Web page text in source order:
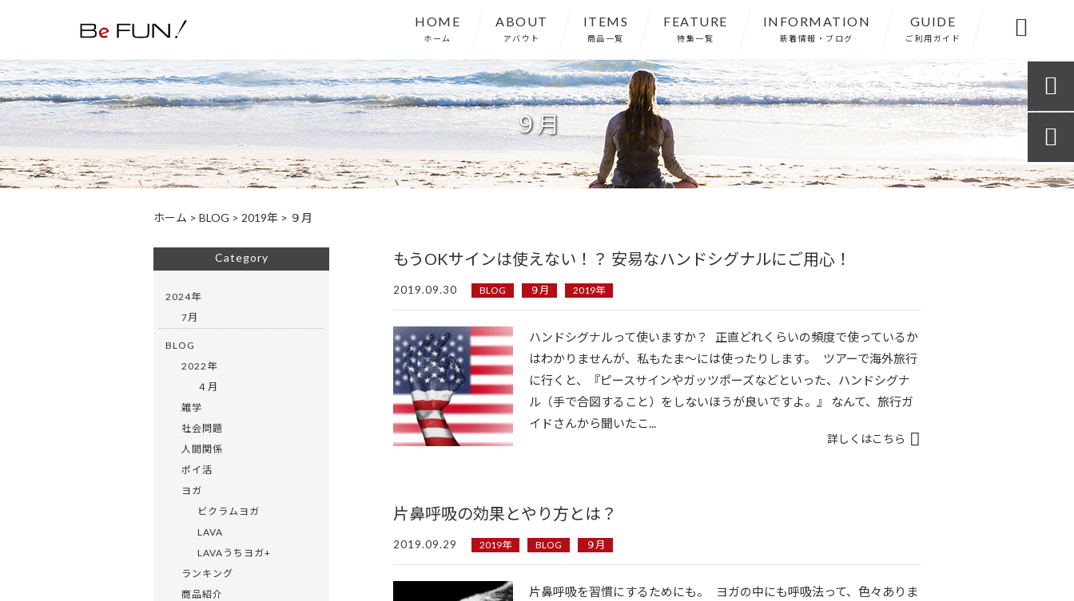
HOME
ホーム
ABOUT
アバウト
ITEMS
商品一覧
FEATURE
特集一覧
INFORMATION
新着情報・ブログ
GUIDE
ご利用ガイド 
９月
ホーム > BLOG > 2019年 > ９月
もうOKサインは使えない！？ 安易なハンドシグナルにご用心！
2019.09.30 BLOG ９月 2019年
ハンドシグナルって使いますか？ 正直どれくらいの頻度で使っているか
はわかりませんが、私もたま〜には使ったりします。 ツアーで海外旅行
に行くと、『ピースサインやガッツポーズなどといった、ハンドシグナ
ル（手で合図すること）をしないほうが良いですよ。』 なんて、旅行ガ
イドさんから聞いたこ...
詳しくはこちら
片鼻呼吸の効果とやり方とは？
2019.09.29 2019年 BLOG ９月
片鼻呼吸を習慣にするためにも。 ヨガの中にも呼吸法って、色々ありま
Category
2024年
7月
BLOG
2022年
４月
雑学
社会問題
人間関係
ポイ活
ヨガ
ビクラムヨガ
LAVA
LAVAうちヨガ+
ランキング
商品紹介

